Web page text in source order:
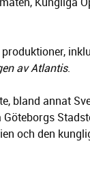
av Atlantis.
bland annat
och den